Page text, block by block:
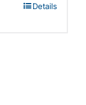
Details